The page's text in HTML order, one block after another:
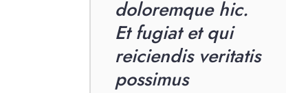
doloremque hic.
Et fugiat et qui
reiciendis veritatis
possimus